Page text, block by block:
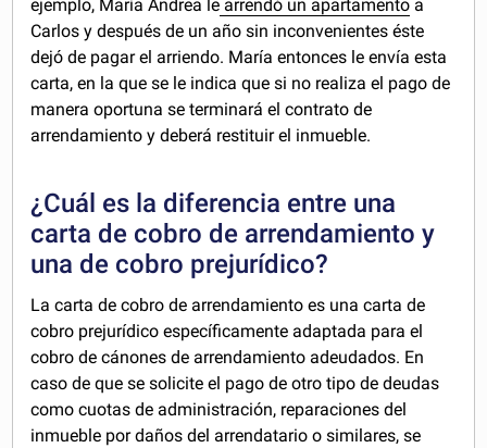
ejemplo, María Andrea le arrendó un apartamento a
Carlos y después de un año sin inconvenientes éste
dejó de pagar el arriendo. María entonces le envía esta
carta, en la que se le indica que si no realiza el pago de
manera oportuna se terminará el contrato de
arrendamiento y deberá restituir el inmueble.
¿Cuál es la diferencia entre una
carta de cobro de arrendamiento y
una de cobro prejurídico?
La carta de cobro de arrendamiento es una carta de
cobro prejurídico específicamente adaptada para el
cobro de cánones de arrendamiento adeudados. En
caso de que se solicite el pago de otro tipo de deudas
como cuotas de administración, reparaciones del
inmueble por daños del arrendatario o similares, se